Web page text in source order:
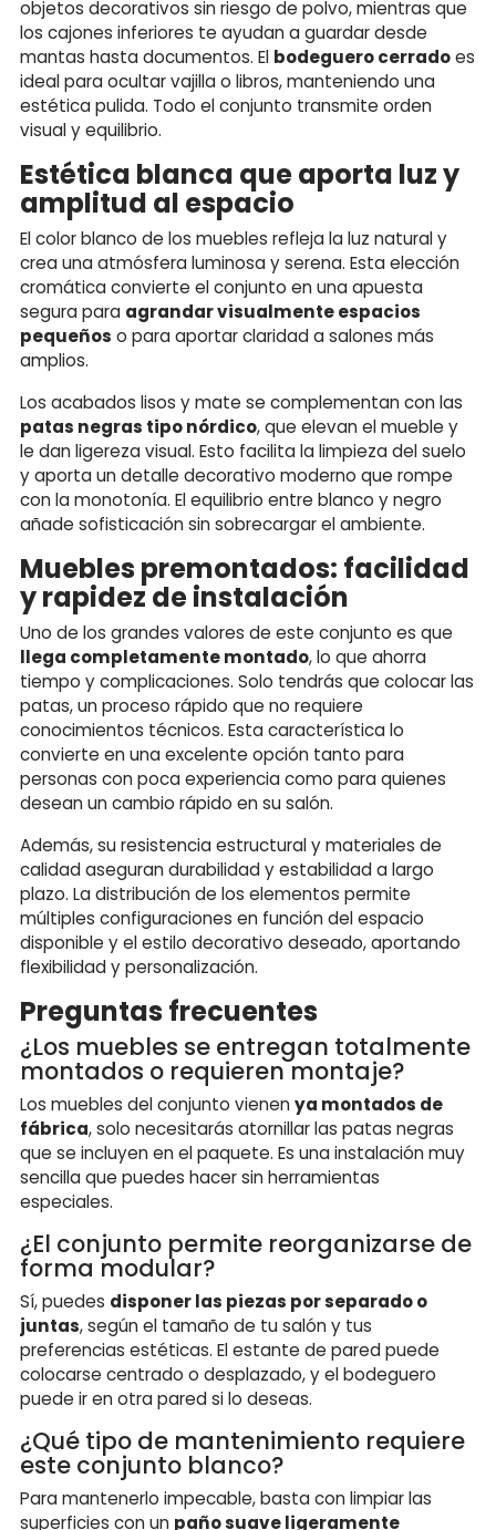
objetos decorativos sin riesgo de polvo, mientras que
los cajones inferiores te ayudan a guardar desde
mantas hasta documentos. El bodeguero cerradoes
ideal para ocultar vajilla o libros, manteniendo una
estética pulida. Todo el conjunto transmite orden
visual y equilibrio.
Estética blanca que aporta luz y
amplitud al espacio
El color blanco de los muebles refleja la luz natural y
crea una atmósfera luminosa y serena. Esta elección
cromática convierte el conjunto en una apuesta
segura para agrandar visualmente espacios
pequeños o para aportar claridad a salones más
amplios.
Los acabados lisos y mate se complementan con las
patas negras tipo nórdico, que elevan el mueble y
le dan ligereza visual. Esto facilita la limpieza del suelo
y aporta un detalle decorativo moderno que rompe
con la monotonía. El equilibrio entre blanco y negro
añade sofisticación sin sobrecargar el ambiente.
Muebles premontados: facilidad
y rapidez de instalación
Uno de los grandes valores de este conjunto es que
llega completamente montado, lo que ahorra
tiempo y complicaciones. Solo tendrás que colocar las
patas, un proceso rápido que no requiere
conocimientos técnicos. Esta característica lo
convierte en una excelente opción tanto para
personas con poca experiencia como para quienes
desean un cambio rápido en su salón.
Además, su resistencia estructural y materiales de
calidad aseguran durabilidad y estabilidad a largo
plazo. La distribución de los elementos permite
múltiples configuraciones en función del espacio
disponible y el estilo decorativo deseado, aportando
flexibilidad y personalización.
Preguntas frecuentes
¿Los muebles se entregan totalmente
montados o requieren montaje?
Los muebles del conjunto vienenya montados de
fábrica, solo necesitarás atornillar las patas negras
que se incluyen en el paquete. Es una instalación muy
sencilla que puedes hacer sin herramientas
especiales.
¿El conjunto permite reorganizarse de
forma modular?
Sí, puedes disponer las piezas por separado o
juntas, según el tamaño de tu salón y tus
preferencias estéticas. El estante de pared puede
colocarse centrado o desplazado, y el bodeguero
puede ir en otra pared si lo deseas.
¿Qué tipo de mantenimiento requiere
este conjunto blanco?
Para mantenerlo impecable, basta con limpiar las
superficies con un paño suave ligeramente